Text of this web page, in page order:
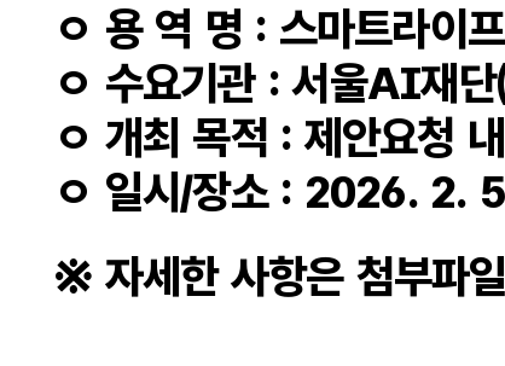
ㅇ 용 역 명 : 스마트라이
ㅇ 수요기관 : 서울AI재단
ㅇ 개최 목적 : 제안요청
ㅇ 일시/장소 : 2026. 2.
※ 자세한 사항은 첨부파